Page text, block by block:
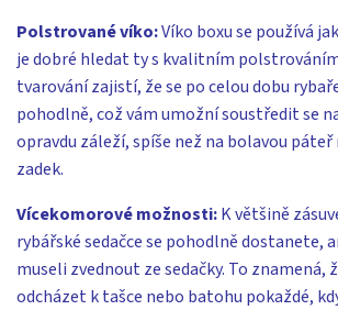
Polstrované víko:Víko boxu se používá
je dobré hledat ty s kvalitním
tvarování zajistí, že se po celou dobu
pohodlně, což vám umožní soustředit se
opravdu záleží, spíše než na bolavou
zadek.
Vícekomorové možnosti:K většině
rybářské sedačce se pohodlně dostanete,
museli zvednout ze sedačky. To znamená,
odcházet k tašce nebo batohu pokaždé,